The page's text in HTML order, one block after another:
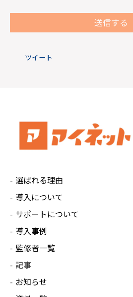
追加または削除、消去や利用
す。
ご希望の場合には、下記の問い
当窓口
住 所：320-0861 栃木県宇都
メール：ainet-policy@ai-
ツイート
選ばれる理由
導入について
サポートについて
導入事例
監修者一覧
記事
お知らせ